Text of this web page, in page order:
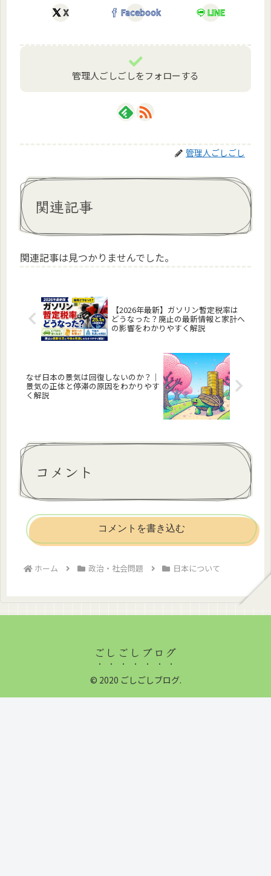
X Facebook LINE
管理人ごしごしをフォローする
管理人ごしごし
関連記事
関連記事は見つかりませんでした。
【2026年最新】ガソリン暫定税率は
どうなった？廃止の最新情報と家計へ
の影響をわかりやすく解説
なぜ日本の景気は回復しないのか？｜
景気の正体と停滞の原因をわかりやす
く解説
コメント
コメントを書き込む
ホーム 政治・社会問題 日本について
ごしごしブログ
© 2020 ごしごしブログ.